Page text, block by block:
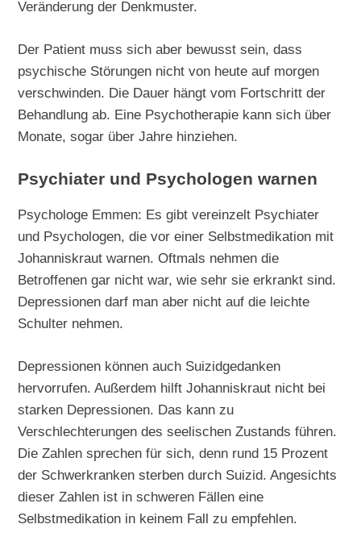
Veränderung der Denkmuster.
Der Patient muss sich aber bewusst sein, dass
psychische Störungen nicht von heute auf morgen
verschwinden. Die Dauer hängt vom Fortschritt der
Behandlung ab. Eine Psychotherapie kann sich über
Monate, sogar über Jahre hinziehen.
Psychiater und Psychologen warnen
Psychologe Emmen: Es gibt vereinzelt Psychiater
und Psychologen, die vor einer Selbstmedikation mit
Johanniskraut warnen. Oftmals nehmen die
Betroffenen gar nicht war, wie sehr sie erkrankt sind.
Depressionen darf man aber nicht auf die leichte
Schulter nehmen.
Depressionen können auch Suizidgedanken
hervorrufen. Außerdem hilft Johanniskraut nicht bei
starken Depressionen. Das kann zu
Verschlechterungen des seelischen Zustands führen.
Die Zahlen sprechen für sich, denn rund 15 Prozent
der Schwerkranken sterben durch Suizid. Angesichts
dieser Zahlen ist in schweren Fällen eine
Selbstmedikation in keinem Fall zu empfehlen.